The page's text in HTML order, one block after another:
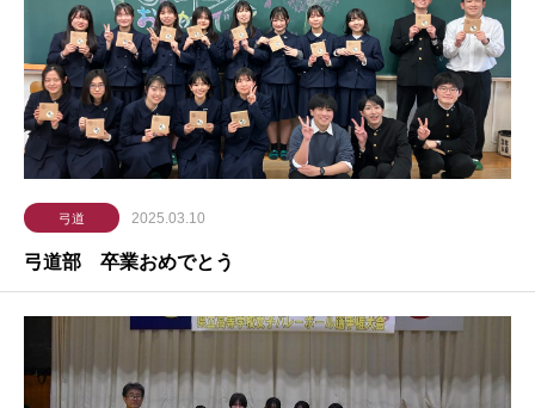
弓道 2025.03.10
弓道部 卒業おめでとう